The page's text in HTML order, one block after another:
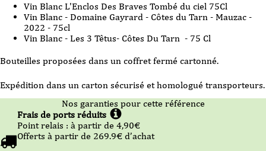
Vin Blanc L'Enclos Des Braves Tombé du ciel 75Cl
Vin Blanc - Domaine Gayrard - Côtes du Tarn - Mauzac -
2022 - 75cl
Vin Blanc - Les 3 Têtus- Côtes Du Tarn - 75 Cl
Bouteilles proposées dans un coffret fermé cartonné.
Expédition dans un carton sécurisé et homologué transporteurs.
3
bouteilles
Nos garanties pour cette référence
Frais de ports réduits
Point relais : à partir de 4,90€
Offerts à partir de 269.9€ d’achat